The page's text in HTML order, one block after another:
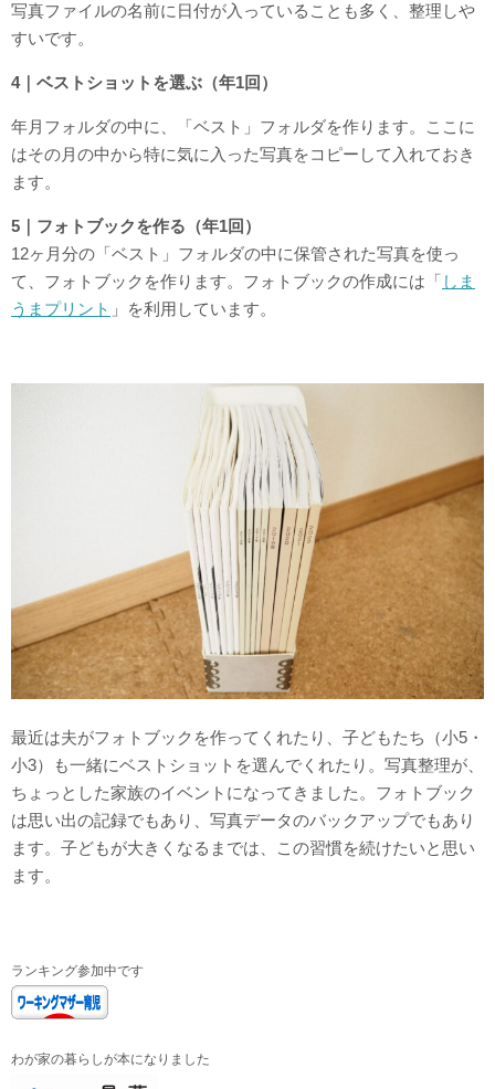
写真ファイルの名前に日付が入っていることも多く、整理しや
すいです。
4｜ベストショットを選ぶ（年1回）
年月フォルダの中に、「ベスト」フォルダを作ります。ここに
はその月の中から特に気に入った写真をコピーして入れておき
ます。
5｜フォトブックを作る（年1回）
12ヶ月分の「ベスト」フォルダの中に保管された写真を使っ
て、フォトブックを作ります。フォトブックの作成には「 しま
うまプリント 」を利用しています。
最近は夫がフォトブックを作ってくれたり、子どもたち（小5・
小3）も一緒にベストショットを選んでくれたり。写真整理が、
ちょっとした家族のイベントになってきました。フォトブック
は思い出の記録でもあり、写真データのバックアップでもあり
ます。子どもが大きくなるまでは、この習慣を続けたいと思い
ます。
ランキング参加中です
わが家の暮らしが本になりました